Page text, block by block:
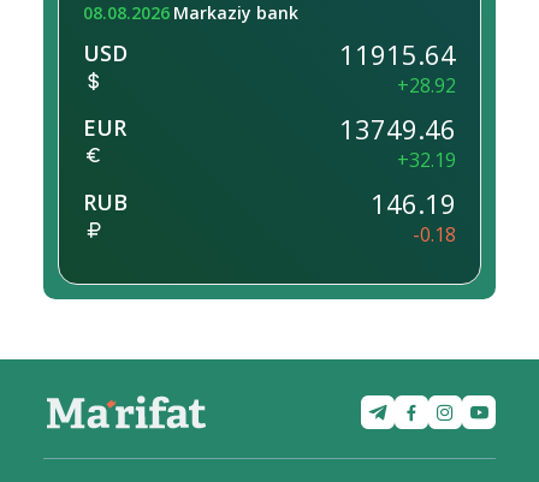
08.08.2026 Markaziy bank
USD 11915.64
+28.92
EUR 13749.46
+32.19
RUB 146.19
-0.18